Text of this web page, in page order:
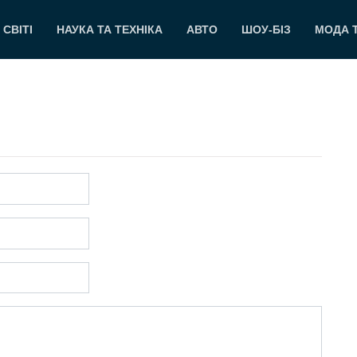
СВІТІ НАУКА ТА ТЕХНІКА АВТО ШОУ-БІЗ МОДА